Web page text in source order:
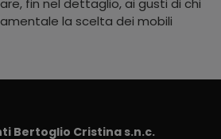
fin nel dettaglio, ai gusti di chi
la scelta dei mobili
Bertoglio Cristina s.n.c.